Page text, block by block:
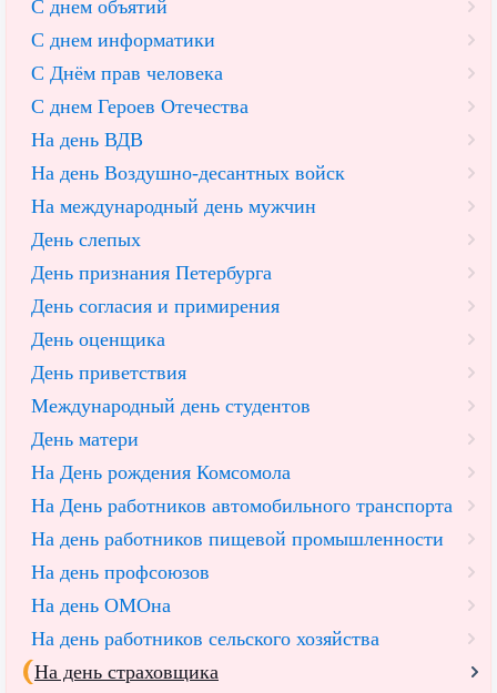
С днем объятий
С днем информатики
С Днём прав человека
С днем Героев Отечества
На день ВДВ
На день Воздушно-десантных войск
На международный день мужчин
День слепых
День признания Петербурга
День согласия и примирения
День оценщика
День приветствия
Международный день студентов
День матери
На День рождения Комсомола
На День работников автомобильного транспорта
На день работников пищевой промышленности
На день профсоюзов
На день ОМОна
На день работников сельского хозяйства
На день страховщика